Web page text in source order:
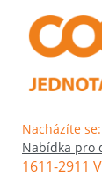
Nacházíte se:
Nabídka pro
1611-2911